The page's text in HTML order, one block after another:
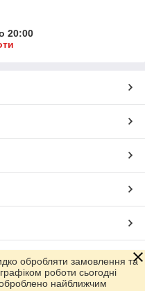
20:00
Prom.ua
обробляти замовлення та
роботи сьогодні
найближчим